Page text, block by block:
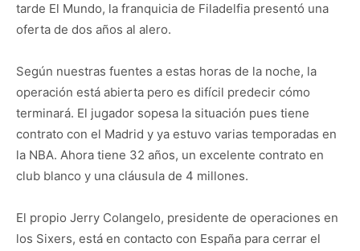
tarde El Mundo, la franquicia de Filadelfia presentó una
oferta de dos años al alero.
Según nuestras fuentes a estas horas de la noche, la
operación está abierta pero es difícil predecir cómo
terminará. El jugador sopesa la situación pues tiene
contrato con el Madrid y ya estuvo varias temporadas en
la NBA. Ahora tiene 32 años, un excelente contrato en
club blanco y una cláusula de 4 millones.
El propio Jerry Colangelo, presidente de operaciones en
los Sixers, está en contacto con España para cerrar el